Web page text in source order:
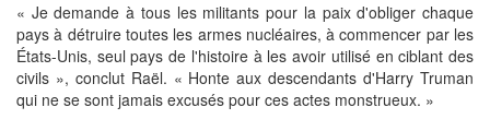
« Je demande à tous les militants pour la paix d'obliger chaque
pays à détruire toutes les armes nucléaires, à commencer par les
États-Unis, seul pays de l'histoire à les avoir utilisé en ciblant des
civils », conclut Raël. « Honte aux descendants d'Harry Truman
qui ne se sont jamais excusés pour ces actes monstrueux. »